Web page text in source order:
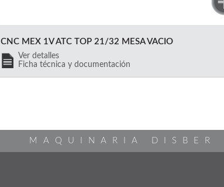
CNC MEX 1V ATC TOP 21/32 MESA VACIO
Ver detalles
Ficha técnica y documentación
MAQUINARIA DISBER